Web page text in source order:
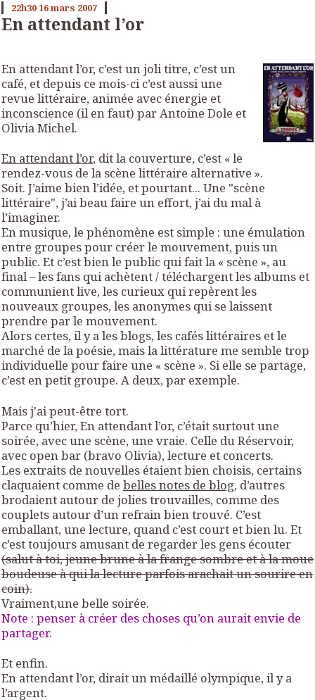
22h3016mars 2007
En attendant l’or
En attendant l’or, c’est un joli titre, c’est un
café, et depuis ce mois-ci c’est aussi une
revue littéraire, animée avec énergie et
inconscience (il en faut) par Antoine Dole et
Olivia Michel.
En attendant l’or, dit la couverture, c’est « le
rendez-vous de la scène littéraire alternative ».
Soit. J’aime bien l’idée, et pourtant... Une "scène
littéraire", j’ai beau faire un effort, j’ai du mal à
l’imaginer.
En musique, le phénomène est simple : une émulation
entre groupes pour créer le mouvement, puis un
public. Et c’est bien le public qui fait la « scène », au
final – les fans qui achètent / téléchargent les albums et
communientlive, les curieux qui repèrent les
nouveaux groupes, les anonymes qui se laissent
prendre par le mouvement.
Alors certes, il y a les blogs, les cafés littéraires et le
marché de la poésie, mais la littérature me semble trop
individuelle pour faire une « scène ». Si elle se partage,
c’est en petit groupe. A deux, par exemple.
Mais j'ai peut-être tort.
Parce qu’hier,En attendant l’or, c’était surtout une
soirée, avec une scène, une vraie. Celle du Réservoir,
avec open bar (bravo Olivia), lecture et concerts.
Les extraits de nouvelles étaient bien choisis, certains
claquaient comme de belles notes de blog, d’autres
brodaient autour de jolies trouvailles, comme des
couplets autour d’un refrain bien trouvé. C’est
emballant, une lecture, quand c’est court et bien lu. Et
c’est toujours amusant de regarder les gens écouter
(salut à toi, jeune brune à la frange sombre et à la moue
boudeuse à qui la lecture parfois arachait un sourire en
coin).
Vraiment,une belle soirée.
Note : penser à créer des choses qu’on aurait envie de
partager.
Et enfin.
En attendant l’or, dirait un médaillé olympique, il y a
l’argent.